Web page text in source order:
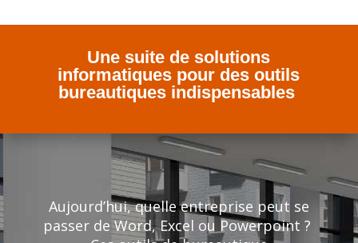
Une suite de solutions
informatiques pour des outils
bureautiques indispensables
Aujourd’hui, quelle entreprise peut se
passer de Word, Excel ou Powerpoint ?